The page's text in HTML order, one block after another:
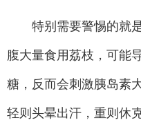
特别需要警惕的就是
腹大量食用荔枝，可能
糖，反而会刺激胰岛素
轻则头晕出汗，重则休